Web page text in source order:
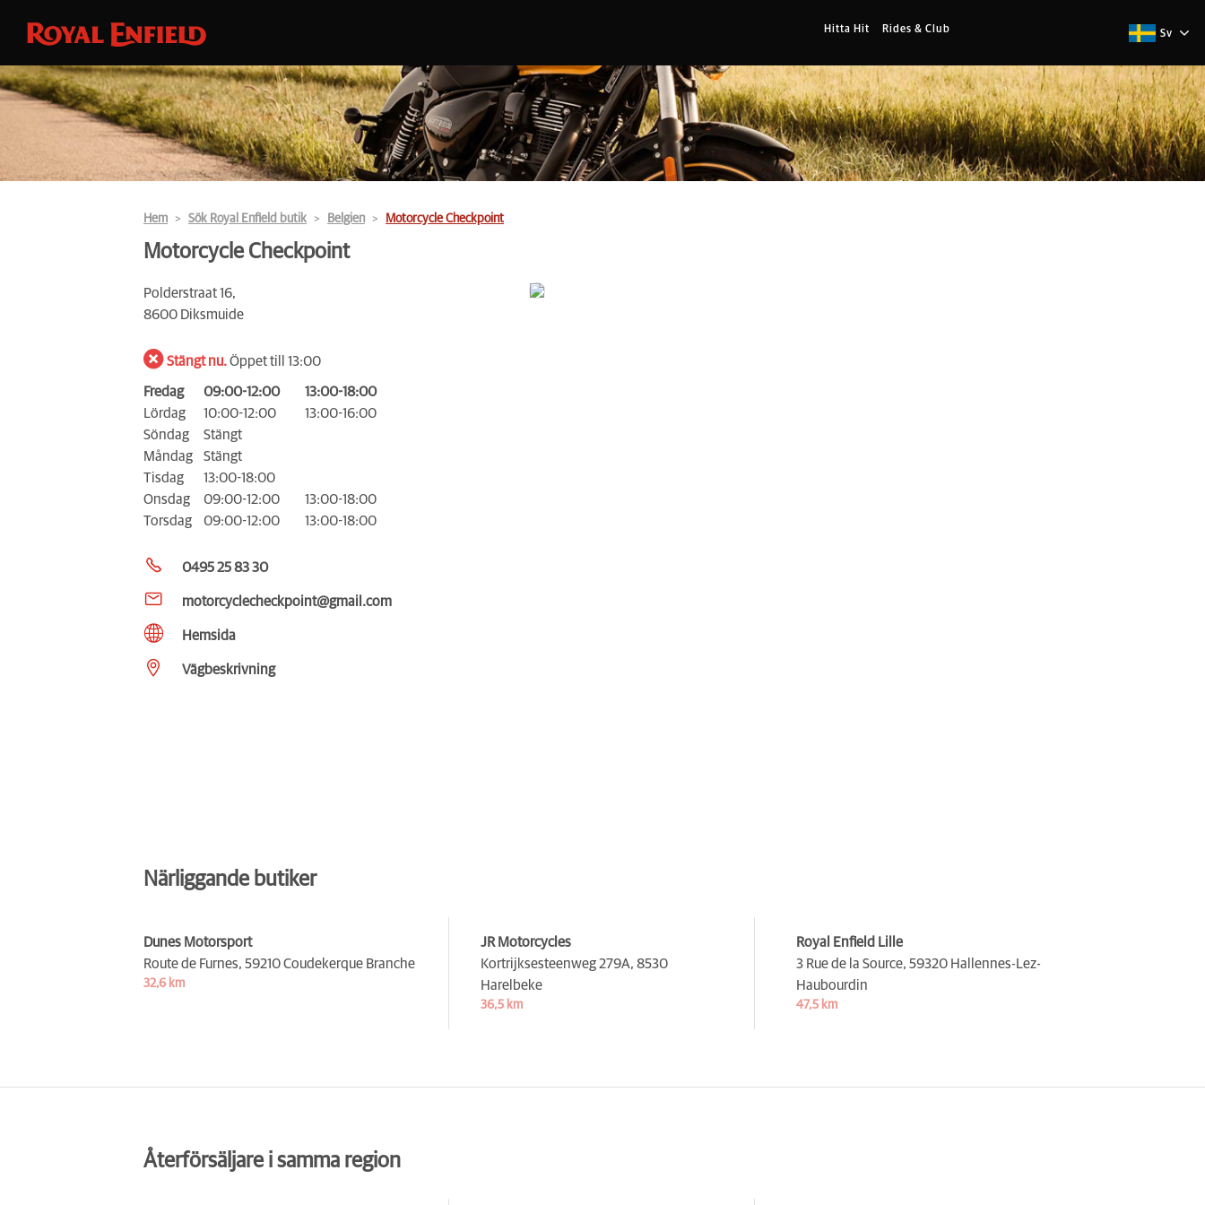
Hitta Hit Rides & Club Sv
Hem Sök Royal Enfield butik Belgien Motorcycle Checkpoint
Motorcycle Checkpoint
Polderstraat 16,
8600 Diksmuide
Stängt nu.Öppet till 13:00
Fredag 09:00-12:00
13:00-18:00
Lördag
10:00-12:00
13:00-16:00
Söndag
Stängt
Måndag
Stängt
Tisdag
13:00-18:00
Onsdag
09:00-12:00
13:00-18:00
Torsdag
09:00-12:00 13:00-18:00
0495 25 83 30
motorcyclecheckpoint@gmail.com
Hemsida
Vägbeskrivning
Närliggande butiker
Dunes Motorsport
Route de Furnes, 59210 Coudekerque Branche
32,6 km
JR Motorcycles
Kortrijksesteenweg 279A, 8530
Harelbeke
36,5 km
Royal Enfield Lille
3 Rue de la Source, 59320 Hallennes-Lez-
Haubourdin
47,5 km
Återförsäljare i samma region